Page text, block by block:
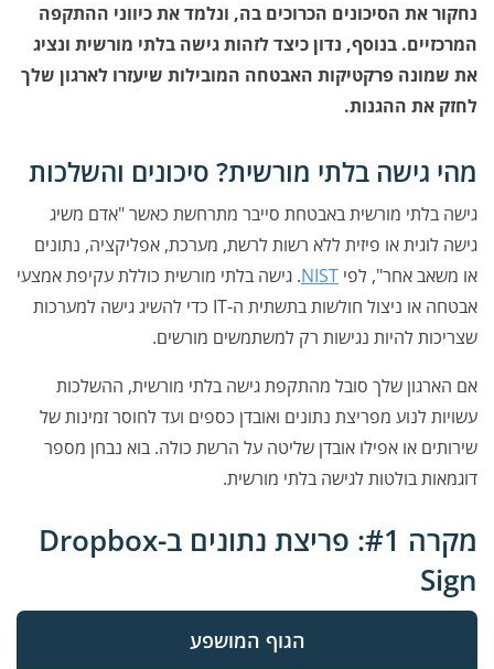
נחקור את הסיכונים הכרוכים בה, ונלמד את כיווני ההתקפה
המרכזיים. בנוסף, נדון כיצד לזהות גישה בלתי מורשית ונציג
את שמונה פרקטיקות האבטחה המובילות שיעזרו לארגון שלך
לחזק את ההגנות.
מהי גישה בלתי מורשית? סיכונים והשלכות
גישה בלתי מורשית באבטחת סייבר מתרחשת כאשר "אדם משיג
גישה לוגית או פיזית ללא רשות לרשת, מערכת, אפליקציה, נתונים
או משאב אחר", לפי NIST. גישה בלתי מורשית כוללת עקיפת אמצעי
אבטחה או ניצול חולשות בתשתית ה-IT כדי להשיג גישה למערכות
שצריכות להיות נגישות רק למשתמשים מורשים.
אם הארגון שלך סובל מהתקפת גישה בלתי מורשית, ההשלכות
עשויות לנוע מפריצת נתונים ואובדן כספים ועד לחוסר זמינות של
שירותים או אפילו אובדן שליטה על הרשת כולה. בוא נבחן מספר
דוגמאות בולטות לגישה בלתי מורשית.
מקרה #1: פריצת נתונים ב-Dropbox
Sign
הגוף המושפע